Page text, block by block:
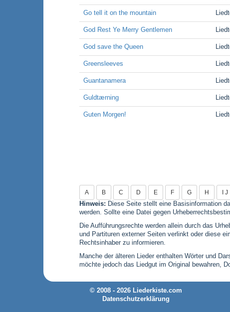
Go tell it on the mountain
God Rest Ye Merry Gentlemen
God save the Queen
Greensleeves
Guantanamera
Guldtærning
Guten Morgen!
A B C D E F G H I J
Hinweis: Diese Seite stellt eine Basisinformation
werden. Sollte eine Datei gegen
Die Aufführungsrechte werden allein durch das
und Partituren externer Seiten verlinkt oder diese
Rechtsinhaber zu informieren.
Manche der älteren Lieder enthalten Wörter und
möchte jedoch das Liedgut im Original bewahren,
© 2008 - 2026 Liederkiste.com
Datenschutzerklärung